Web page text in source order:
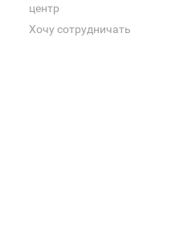
центр
Хочу сотрудничать